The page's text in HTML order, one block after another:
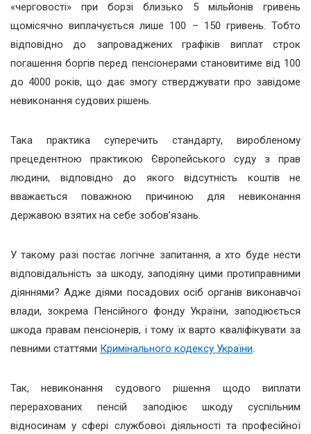
«черговості» при борзі близько 5 мільйонів гривень
щомісячно виплачується лише 100 – 150 гривень. Тобто
відповідно до запроваджених графіків виплат строк
погашення боргів перед пенсіонерами становитиме від 100
до 4000 років, що дає змогу стверджувати про завідоме
невиконання судових рішень.
Така практика суперечить стандарту, виробленому
прецедентною практикою Європейського суду з прав
людини, відповідно до якого відсутність коштів не
вважається поважною причиною для невиконання
державою взятих на себе зобов’язань.
У такому разі постає логічне запитання, а хто буде нести
відповідальність за шкоду, заподіяну цими протиправними
діяннями? Адже діями посадових осіб органів виконавчої
влади, зокрема Пенсійного фонду України, заподіюється
шкода правам пенсіонерів, і тому їх варто кваліфікувати за
певними статтями Кримінального кодексу України.
Так, невиконання судового рішення щодо виплати
перерахованих пенсій заподіює шкоду суспільним
відносинам у сфері службової діяльності та професійної